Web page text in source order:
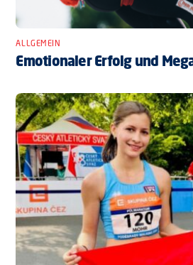
ALLGEMEIN
Emotionaler Erfolg und